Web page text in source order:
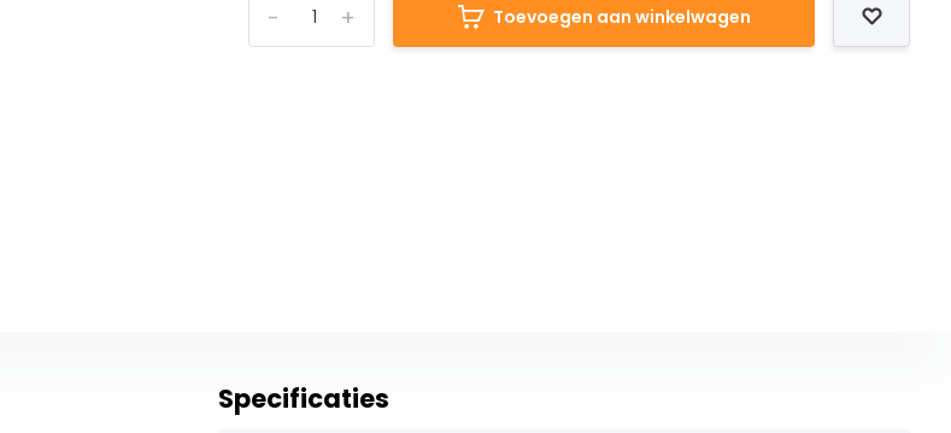
+
- Toevoegen aan winkelwagen
Specificaties